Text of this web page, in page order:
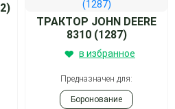
ТРАКТОР JOHN DEERE
8310 (1287)
в избранное
Предназначен для:
Боронование